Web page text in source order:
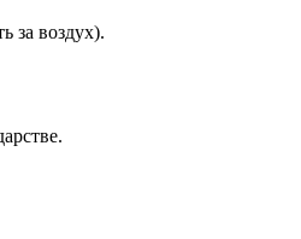
за воздух).